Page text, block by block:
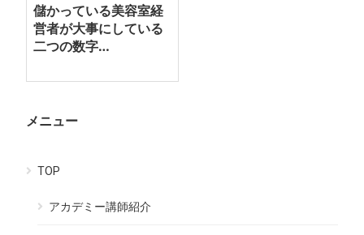
儲かっている美容室経
営者が大事にしている
二つの数字…
メニュー
TOP
アカデミー講師紹介